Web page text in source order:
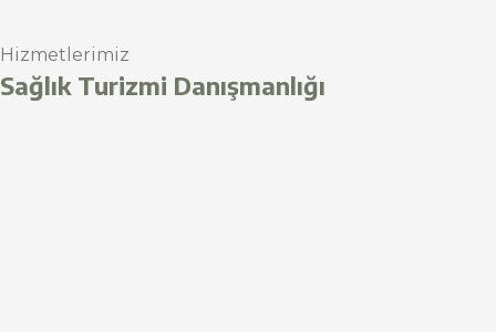
Hizmetlerimiz
Sağlık Turizmi Danışmanlığı